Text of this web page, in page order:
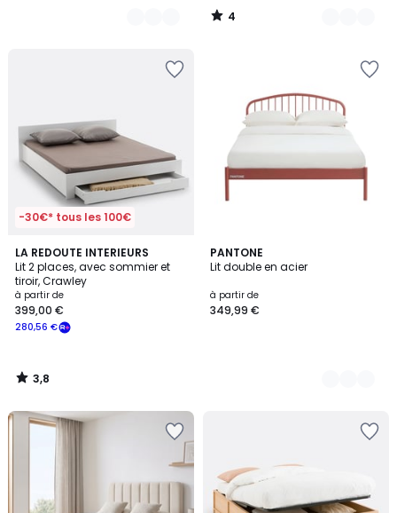
4
/
-30€* tous les 100€
LA REDOUTE INTERIEURS
Lit 2 places, avec sommier et
tiroir, Crawley
à partir de
280,56 €
399,00 €
3,8
/ 5
3,8
/
PANTONE
Lit double en acier
à partir de
349,99 €
2
Couleurs